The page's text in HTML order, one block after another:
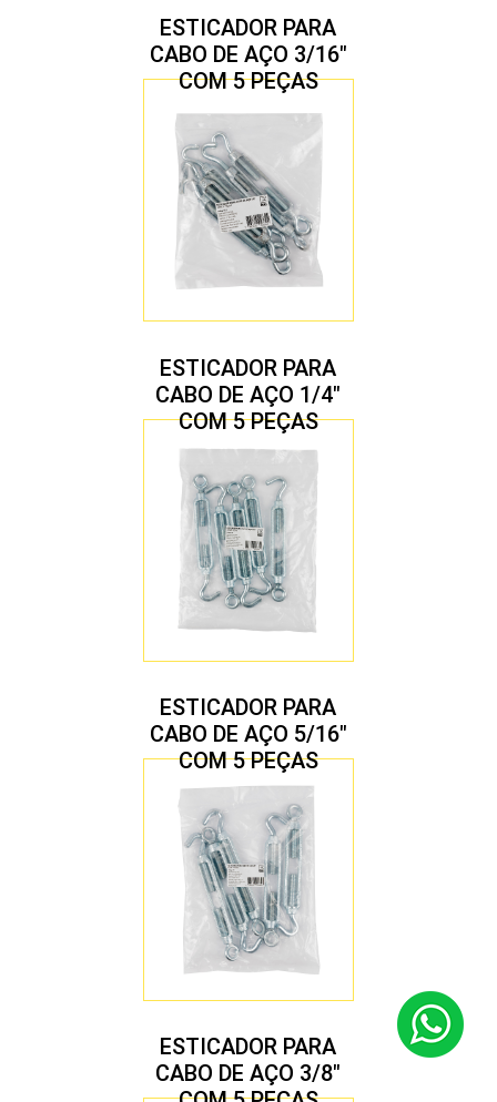
ESTICADOR PARA
CABO DE AÇO 3/16″
COM 5 PEÇAS
ESTICADOR PARA
CABO DE AÇO 1/4″
COM 5 PEÇAS
ESTICADOR PARA
CABO DE AÇO 5/16″
COM 5 PEÇAS
ESTICADOR PARA
CABO DE AÇO 3/8″